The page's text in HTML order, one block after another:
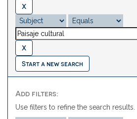
Start a new search
Add filters:
Use filters to refine the search results.